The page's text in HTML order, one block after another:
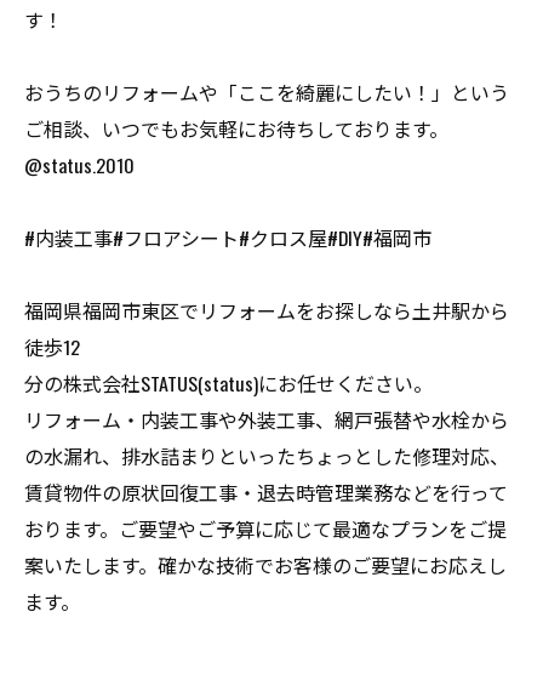
す！
おうちのリフォームや「ここを綺麗にしたい！」という
ご相談、いつでもお気軽にお待ちしております。
@status.2010
#内装工事#フロアシート#クロス屋#DIY#福岡市
福岡県福岡市東区でリフォームをお探しなら土井駅から
徒歩12
分の株式会社STATUS(status)にお任せください。
リフォーム・内装工事や外装工事、網戸張替や水栓から
の水漏れ、排水詰まりといったちょっとした修理対応、
賃貸物件の原状回復工事・退去時管理業務などを行って
おります。ご要望やご予算に応じて最適なプランをご提
案いたします。確かな技術でお客様のご要望にお応えし
ます。